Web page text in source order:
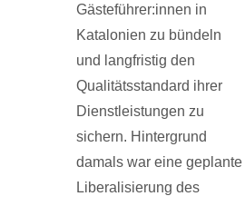
Gästeführer:innen in
Katalonien zu bündeln
und langfristig den
Qualitätsstandard ihrer
Dienstleistungen zu
sichern. Hintergrund
damals war eine geplante
Liberalisierung des